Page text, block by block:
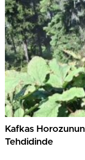
Kafkas
Tehdidinde